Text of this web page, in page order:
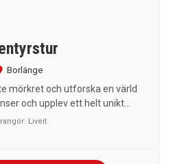
Borlänge
mörkret och utforska en värld
och upplev ett helt unikt...
Liveit